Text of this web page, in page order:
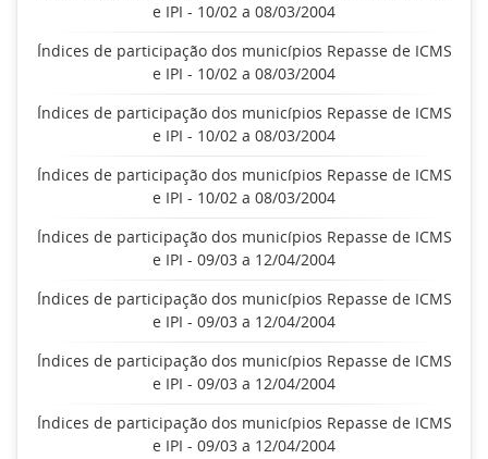
e IPI - 10/02 a 08/03/2004
Índices de participação dos municípios Repasse de ICMS
e IPI - 10/02 a 08/03/2004
Índices de participação dos municípios Repasse de ICMS
e IPI - 10/02 a 08/03/2004
Índices de participação dos municípios Repasse de ICMS
e IPI - 10/02 a 08/03/2004
Índices de participação dos municípios Repasse de ICMS
e IPI - 09/03 a 12/04/2004
Índices de participação dos municípios Repasse de ICMS
e IPI - 09/03 a 12/04/2004
Índices de participação dos municípios Repasse de ICMS
e IPI - 09/03 a 12/04/2004
Índices de participação dos municípios Repasse de ICMS
e IPI - 09/03 a 12/04/2004